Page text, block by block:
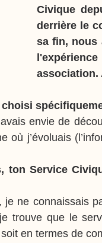
Civique
derrière le
sa fin, nous
association.
envie de
où j’évoluais
ton Service
je ne connaissais
trouve que le
en termes de